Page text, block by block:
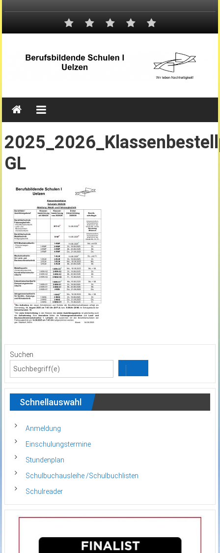
GL
Suchen
Schnellauswahl
Anmeldung
Einschulungstermine
Stundenplan
Schulbuchausleihe /Schulbuchlisten
Schulreader